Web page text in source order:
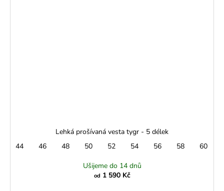
Lehká prošívaná vesta tygr - 5 délek
44
46 48 50 52 54 56 58 60
Ušijeme do 14 dnů
od 1 590 Kč